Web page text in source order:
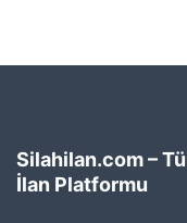
Silahilan.com –
İlan Platformu